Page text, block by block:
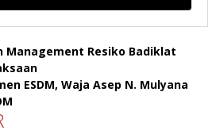
Management Resiko Badiklat
ESDM, Waja Asep N. Mulyana